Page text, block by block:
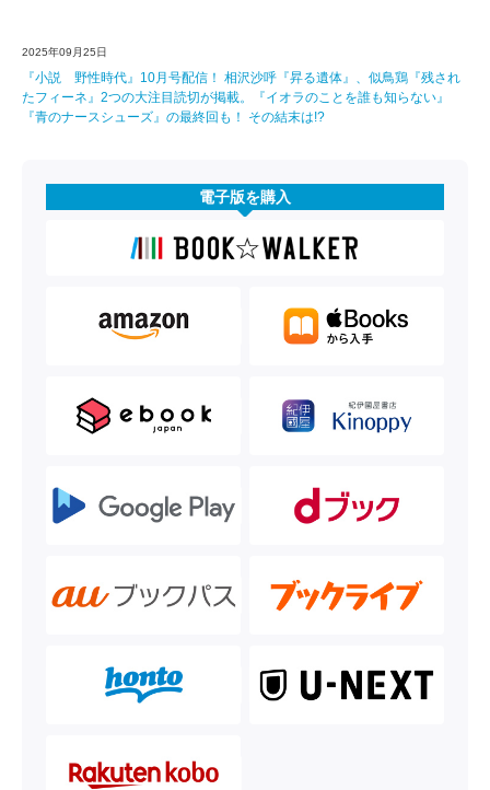
2025年09月25日
『小説 野性時代』10月号配信！ 相沢沙呼『昇る遺体』、似鳥鶏『残され
たフィーネ』2つの大注目読切が掲載。『イオラのことを誰も知らない』
『青のナースシューズ』の最終回も！ その結末は!?
電子版を購入